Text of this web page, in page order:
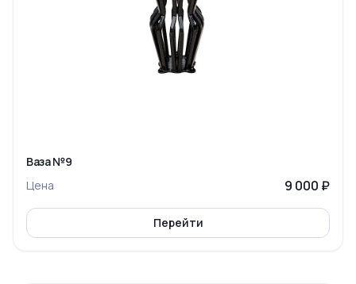
Ваза №9
Цена
9 000 ₽
Перейти